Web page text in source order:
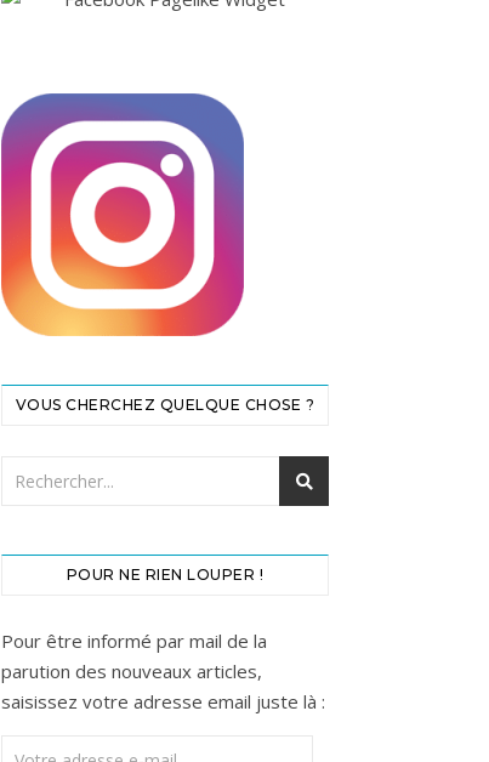
VOUS CHERCHEZ QUELQUE CHOSE ?
POUR NE RIEN LOUPER !
Pour être informé par mail de la
parution des nouveaux articles,
saisissez votre adresse email juste là :
Votre adresse e-mail